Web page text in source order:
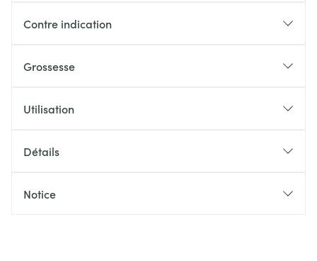
Contre indication
Grossesse
Utilisation
Détails
Notice